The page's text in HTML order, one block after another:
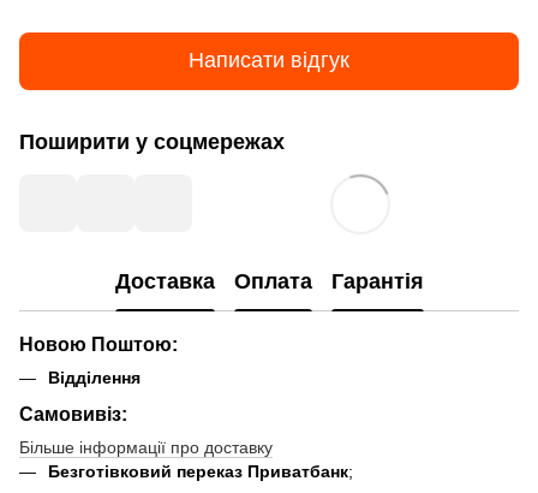
Написати відгук
Поширити у соцмережах
Доставка Оплата Гарантія
Новою Поштою:
Відділення
Самовивіз:
Більше інформації про доставку
Безготівковий переказ Приватбанк;